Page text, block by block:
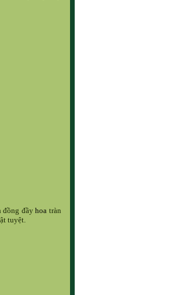
đồng đầyhoa tràn
tuyệt.